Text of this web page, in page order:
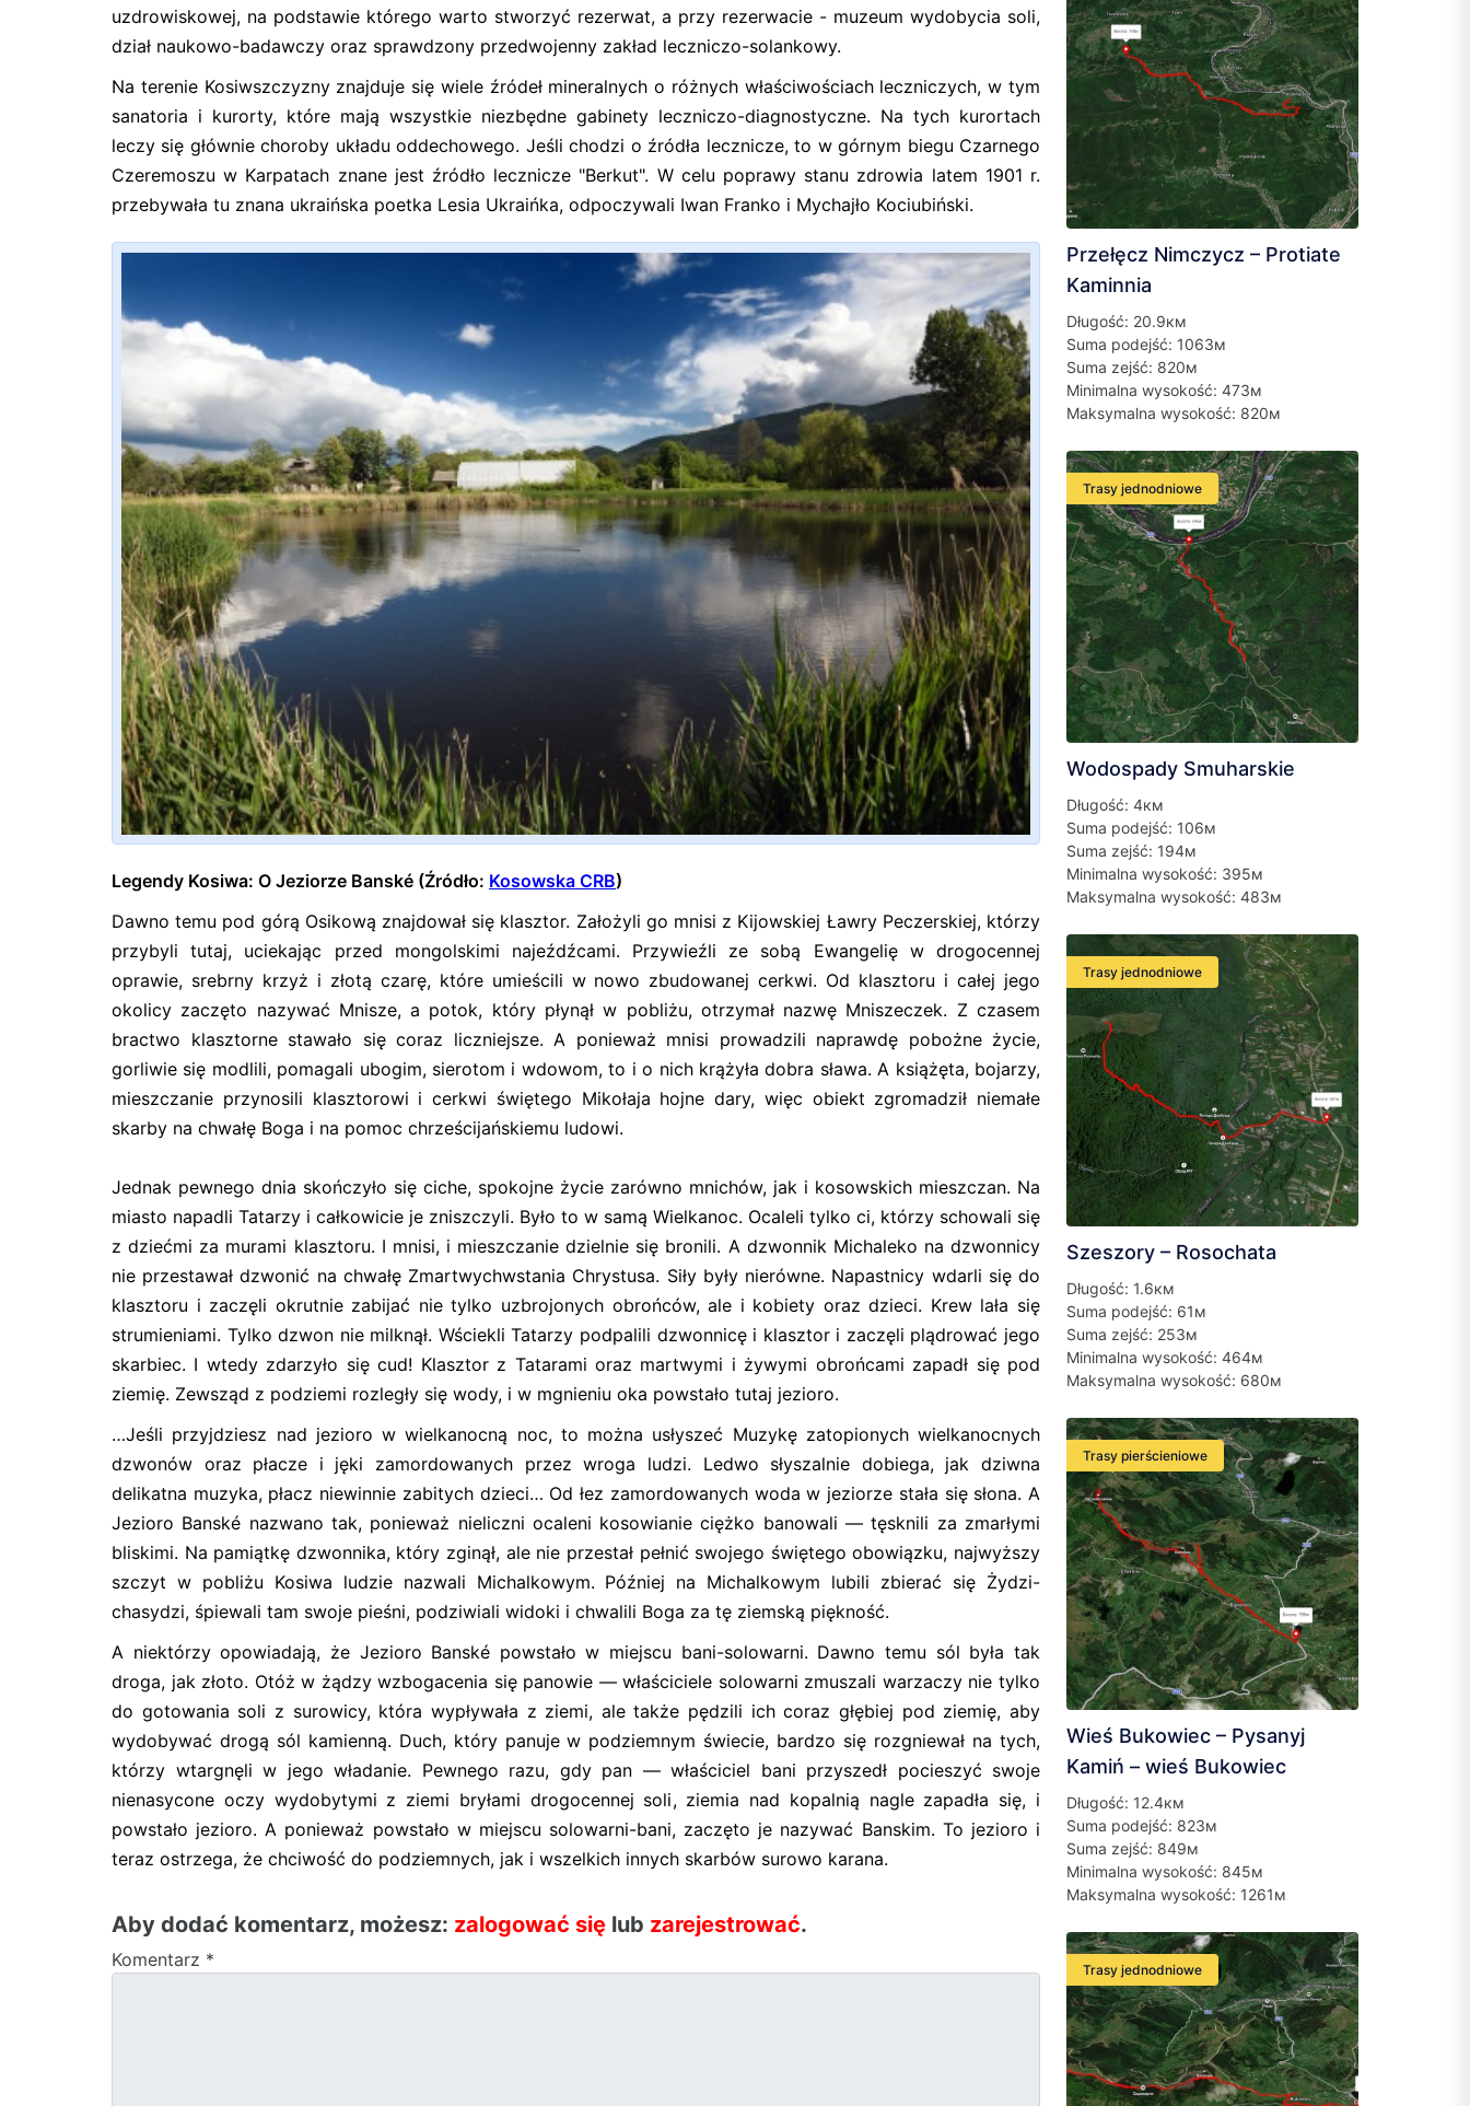
uzdrowiskowej, na podstawie którego warto stworzyć rezerwat, a przy rezerwacie - muzeum wydobycia soli,
dział naukowo-badawczy oraz sprawdzony przedwojenny zakład leczniczo-solankowy.
Na terenie Kosiwszczyzny znajduje się wiele źródeł mineralnych o różnych właściwościach leczniczych, w tym
sanatoria i kurorty, które mają wszystkie niezbędne gabinety leczniczo-diagnostyczne. Na tych kurortach
leczy się głównie choroby układu oddechowego. Jeśli chodzi o źródła lecznicze, to w górnym biegu Czarnego
Czeremoszu w Karpatach znane jest źródło lecznicze "Berkut". W celu poprawy stanu zdrowia latem 1901 r.
przebywała tu znana ukraińska poetka Lesia Ukraińka, odpoczywali Iwan Franko i Mychajło Kociubiński.
Legendy Kosiwa: O Jeziorze Banské (Źródło: Kosowska CRB)
Dawno temu pod górą Osikową znajdował się klasztor. Założyli go mnisi z Kijowskiej Ławry Peczerskiej, którzy
przybyli tutaj, uciekając przed mongolskimi najeźdźcami. Przywieźli ze sobą Ewangelię w drogocennej
oprawie, srebrny krzyż i złotą czarę, które umieścili w nowo zbudowanej cerkwi. Od klasztoru i całej jego
okolicy zaczęto nazywać Mnisze, a potok, który płynął w pobliżu, otrzymał nazwę Mniszeczek. Z czasem
bractwo klasztorne stawało się coraz liczniejsze. A ponieważ mnisi prowadzili naprawdę pobożne życie,
gorliwie się modlili, pomagali ubogim, sierotom i wdowom, to i o nich krążyła dobra sława. A książęta, bojarzy,
mieszczanie przynosili klasztorowi i cerkwi świętego Mikołaja hojne dary, więc obiekt zgromadził niemałe
skarby na chwałę Boga i na pomoc chrześcijańskiemu ludowi.
Jednak pewnego dnia skończyło się ciche, spokojne życie zarówno mnichów, jak i kosowskich mieszczan. Na
miasto napadli Tatarzy i całkowicie je zniszczyli. Było to w samą Wielkanoc. Ocaleli tylko ci, którzy schowali się
z dziećmi za murami klasztoru. I mnisi, i mieszczanie dzielnie się bronili. A dzwonnik Michaleko na dzwonnicy
nie przestawał dzwonić na chwałę Zmartwychwstania Chrystusa. Siły były nierówne. Napastnicy wdarli się do
klasztoru i zaczęli okrutnie zabijać nie tylko uzbrojonych obrońców, ale i kobiety oraz dzieci. Krew lała się
strumieniami. Tylko dzwon nie milknął. Wściekli Tatarzy podpalili dzwonnicę i klasztor i zaczęli plądrować jego
skarbiec. I wtedy zdarzyło się cud! Klasztor z Tatarami oraz martwymi i żywymi obrońcami zapadł się pod
ziemię. Zewsząd z podziemi rozległy się wody, i w mgnieniu oka powstało tutaj jezioro.
…Jeśli przyjdziesz nad jezioro w wielkanocną noc, to można usłyszeć Muzykę zatopionych wielkanocnych
dzwonów oraz płacze i jęki zamordowanych przez wroga ludzi. Ledwo słyszalnie dobiega, jak dziwna
delikatna muzyka, płacz niewinnie zabitych dzieci… Od łez zamordowanych woda w jeziorze stała się słona. A
Jezioro Banské nazwano tak, ponieważ nieliczni ocaleni kosowianie ciężko banowali — tęsknili za zmarłymi
bliskimi. Na pamiątkę dzwonnika, który zginął, ale nie przestał pełnić swojego świętego obowiązku, najwyższy
szczyt w pobliżu Kosiwa ludzie nazwali Michalkowym. Później na Michalkowym lubili zbierać się Żydzi-
chasydzi, śpiewali tam swoje pieśni, podziwiali widoki i chwalili Boga za tę ziemską piękność.
A niektórzy opowiadają, że Jezioro Banské powstało w miejscu bani-solowarni. Dawno temu sól była tak
droga, jak złoto. Otóż w żądzy wzbogacenia się panowie — właściciele solowarni zmuszali warzaczy nie tylko
do gotowania soli z surowicy, która wypływała z ziemi, ale także pędzili ich coraz głębiej pod ziemię, aby
wydobywać drogą sól kamienną. Duch, który panuje w podziemnym świecie, bardzo się rozgniewał na tych,
którzy wtargnęli w jego władanie. Pewnego razu, gdy pan — właściciel bani przyszedł pocieszyć swoje
nienasycone oczy wydobytymi z ziemi bryłami drogocennej soli, ziemia nad kopalnią nagle zapadła się, i
powstało jezioro. A ponieważ powstało w miejscu solowarni-bani, zaczęto je nazywać Banskim. To jezioro i
teraz ostrzega, że chciwość do podziemnych, jak i wszelkich innych skarbów surowo karana.
Aby dodać komentarz, możesz: zalogować się lub zarejestrować.
Komentarz *
Przełęcz Nimczycz – Protiate
Kaminnia
Długość: 20.9км
Suma podejść: 1063м
Suma zejść: 820м
Minimalna wysokość: 473м
Maksymalna wysokość: 820м
Trasy jednodniowe
Wodospady Smuharskie
Długość: 4км
Suma podejść: 106м
Suma zejść: 194м
Minimalna wysokość: 395м
Maksymalna wysokość: 483м
Trasy jednodniowe
Szeszory – Rosochata
Długość: 1.6км
Suma podejść: 61м
Suma zejść: 253м
Minimalna wysokość: 464м
Maksymalna wysokość: 680м
Trasy pierścieniowe
Wieś Bukowiec – Pysanyj
Kamiń – wieś Bukowiec
Długość: 12.4км
Suma podejść: 823м
Suma zejść: 849м
Minimalna wysokość: 845м
Maksymalna wysokość: 1261м
Trasy jednodniowe